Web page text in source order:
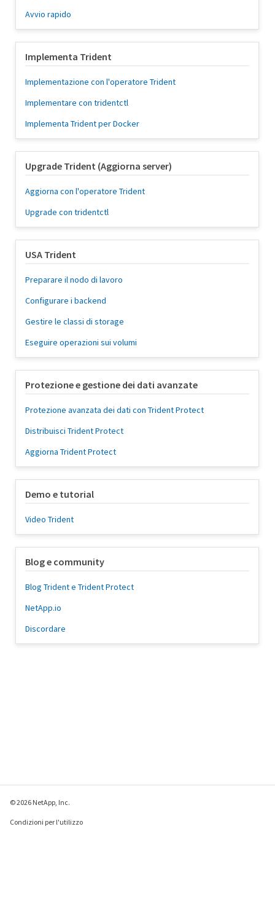
Avvio rapido
Implementa Trident
Implementazione con l'operatore Trident
Implementare con tridentctl
Implementa Trident per Docker
Upgrade Trident (Aggiorna server)
Aggiorna con l'operatore Trident
Upgrade con tridentctl
USA Trident
Preparare il nodo di lavoro
Configurare i backend
Gestire le classi di storage
Eseguire operazioni sui volumi
Protezione e gestione dei dati avanzate
Protezione avanzata dei dati con Trident Protect
Distribuisci Trident Protect
Aggiorna Trident Protect
Demo e tutorial
Video Trident
Blog e community
Blog Trident e Trident Protect
NetApp.io
Discordare
© 2026 NetApp, Inc.
Condizioni per l'utilizzo